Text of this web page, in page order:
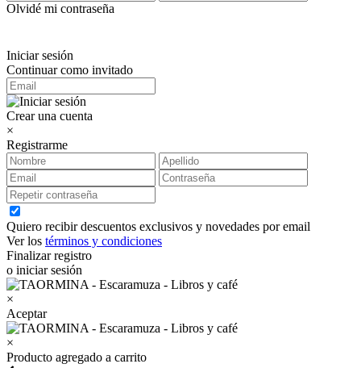
Olvidé mi contraseña
Iniciar sesión
Continuar como invitado
Crear una cuenta
×
Registrarme
Quiero recibir descuentos exclusivos y novedades por email
Ver los términos y condiciones
Finalizar registro
o iniciar sesión
×
Aceptar
×
Producto agregado a carrito